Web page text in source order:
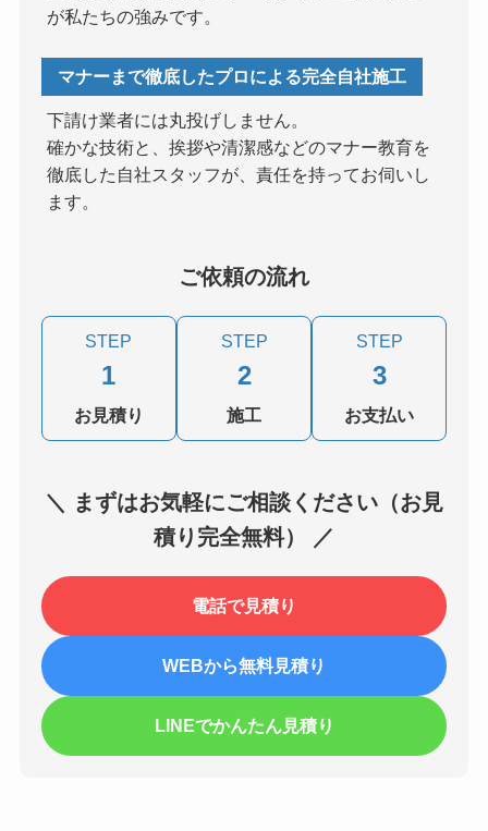
が私たちの強みです。
マナーまで徹底したプロによる完全自社施工
下請け業者には丸投げしません。
確かな技術と、挨拶や清潔感などのマナー教育を
徹底した自社スタッフが、責任を持ってお伺いし
ます。
ご依頼の流れ
STEP
1
お見積り
STEP
2
施工
STEP
3
お支払い
＼ まずはお気軽にご相談ください（お見
積り完全無料） ／
電話で見積り
WEBから無料見積り
LINEでかんたん見積り